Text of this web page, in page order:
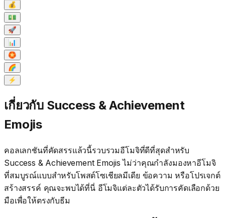
💰
💵
🚀
📊
🏵️
🌈
⚡
เกี่ยวกับ Success & Achievement
Emojis
คอลเลกชันที่คัดสรรแล้วนี้รวบรวมอีโมจิที่ดีที่สุดสำหรับ
Success & Achievement Emojis ไม่ว่าคุณกำลังมองหาอีโมจิ
ที่สมบูรณ์แบบสำหรับโพสต์โซเชียลมีเดีย ข้อความ หรือโปรเจกต์
สร้างสรรค์ คุณจะพบได้ที่นี่ อีโมจิแต่ละตัวได้รับการคัดเลือกด้วย
มือเพื่อให้ตรงกับธีม